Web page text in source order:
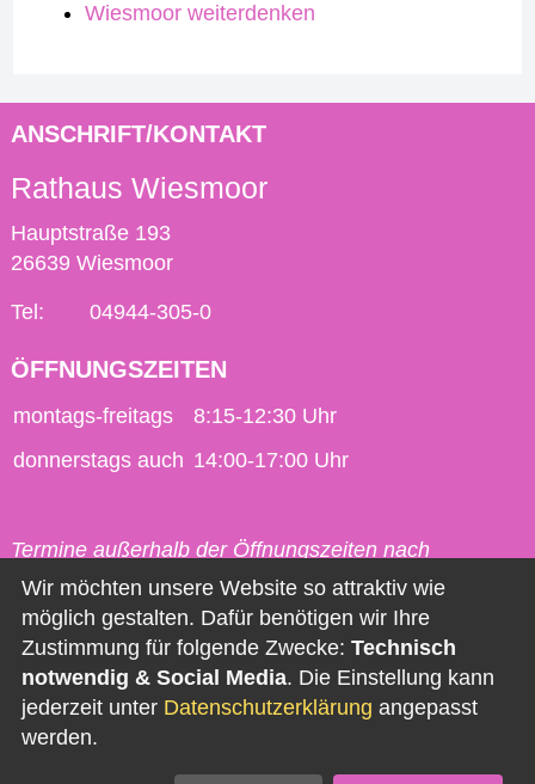
Wiesmoor weiterdenken
ANSCHRIFT/KONTAKT
Rathaus Wiesmoor
Hauptstraße 193
26639 Wiesmoor
Tel: 04944-305-0
ÖFFNUNGSZEITEN
montags-freitags
8:15-12:30 Uhr
donnerstags auch 14:00-17:00 Uhr
Termine außerhalb der Öffnungszeiten nach
vorheriger Vereinbarung möglich.
Kontakt
Impressum
Datenschutz
Wir möchten unsere Website so attraktiv wie
möglich gestalten. Dafür benötigen wir Ihre
Zustimmung für folgende Zwecke: Technisch
notwendig & Social Media. Die Einstellung kann
jederzeit unter Datenschutzerklärung angepasst
werden.